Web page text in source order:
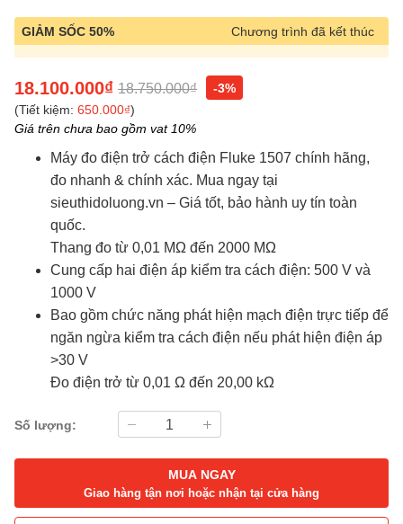
GIẢM SỐC 50% Chương trình đã kết thúc
18.100.000₫ 18.750.000₫
-3%
(Tiết kiệm: 650.000₫)
Giá trên chưa bao gồm vat 10%
Máy đo điện trở cách điện Fluke 1507 chính hãng,
đo nhanh & chính xác. Mua ngay tại
sieuthidoluong.vn – Giá tốt, bảo hành uy tín toàn
quốc.
Thang đo từ 0,01 MΩ đến 2000 MΩ
Cung cấp hai điện áp kiểm tra cách điện: 500 V và
1000 V
Bao gồm chức năng phát hiện mạch điện trực tiếp để
ngăn ngừa kiểm tra cách điện nếu phát hiện điện áp
>30 V
Đo điện trở từ 0,01 Ω đến 20,00 kΩ
Số lượng:
MUA NGAY
Giao hàng tận nơi hoặc nhận tại cửa hàng